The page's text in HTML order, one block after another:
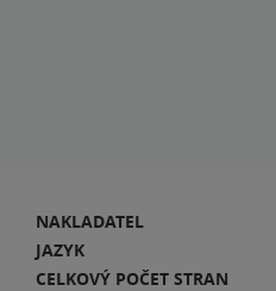
NAKLADATEL
JAZYK
CELKOVÝ POČET STRAN